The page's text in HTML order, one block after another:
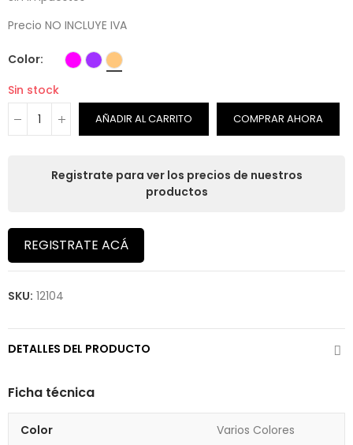
Precio NO INCLUYE IVA
Color
Sin stock
AÑADIR AL CARRITO COMPRAR AHORA
Registrate para ver los precios de nuestros
productos
REGISTRATE ACÁ
SKU: 12104
DETALLES DEL PRODUCTO
Ficha técnica
Color Varios Colores